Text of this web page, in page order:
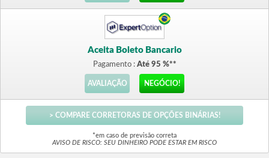
Aceita Boleto Bancario
Pagamento : Até 95 %**
AVALIAÇÃO NEGÓCIO!
> COMPARE CORRETORAS DE OPÇÕES BINÁRIAS!
*em caso de previsão correta
AVISO DE RISCO: SEU DINHEIRO PODE ESTAR EM RISCO